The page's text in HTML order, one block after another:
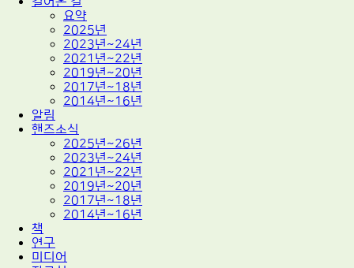
요약
2025년
2023년~24년
2021년~22년
2019년~20년
2017년~18년
2014년~16년
알림
핸즈소식
2025년~26년
2023년~24년
2021년~22년
2019년~20년
2017년~18년
2014년~16년
책
연구
미디어